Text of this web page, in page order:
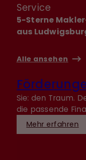
Service
5-Sterne
aus
Alle ansehen
Sie: den Traum.
die passende
Mehr erfahren